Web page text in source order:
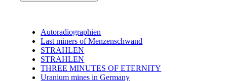
Autoradiographien
Last miners of Menzenschwand
STRAHLEN
STRAHLEN
THREE MINUTES OF ETERNITY
Uranium mines in Germany